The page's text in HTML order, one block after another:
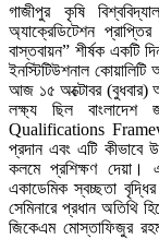
গাজীপুর কৃষি
অ্যাক্রেডিটেশন
বাস্তবায়ন” শীর্ষক একটি
ইনস্টিটিউশনাল
আজ ১৫ অক্টোবর (বুধবার)
লক্ষ্য ছিল বাংলাদেশ
Qualifications
প্রদান এবং এটি কীভাবে
কলমে প্রশিক্ষণ দেয়া।
একাডেমিক স্বচ্ছতা
সেমিনারে প্রধান অতিথি
জিকেএম মোস্তাফিজুর